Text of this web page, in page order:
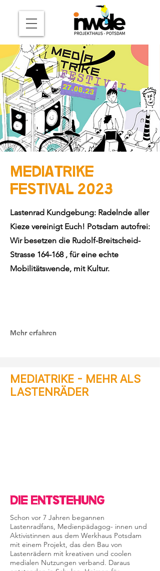
Mediatrike
Festival 2023
Lastenrad Kundgebung: Radelnde aller
Kieze vereinigt Euch! Potsdam autofrei:
Wir besetzen die Rudolf-Breitscheid-
Strasse 164-168 , für eine echte
Mobilitätswende, mit Kultur.
Mehr erfahren
MEDIATRIKE - MEHR ALS
LASTENRÄDER
Die Entstehung
Schon vor 7 Jahren begannen
Lastenradfans, Medienpädagog- innen und
Aktivistinnen aus dem Werkhaus Potsdam
mit einem Projekt, das den Bau von
Lastenrädern mit kreativen und coolen
medialen Nutzungen verband. Daraus